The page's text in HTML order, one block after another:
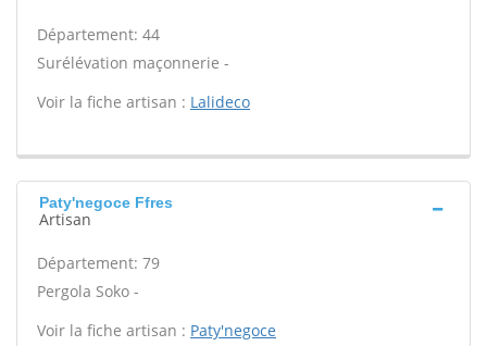
Département: 44
Surélévation maçonnerie -
Voir la fiche artisan : Lalideco
Paty'negoce Ffres
Artisan
Département: 79
Pergola Soko -
Voir la fiche artisan : Paty'negoce